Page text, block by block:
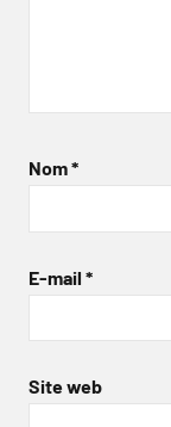
Nom*
E-mail *
Site web